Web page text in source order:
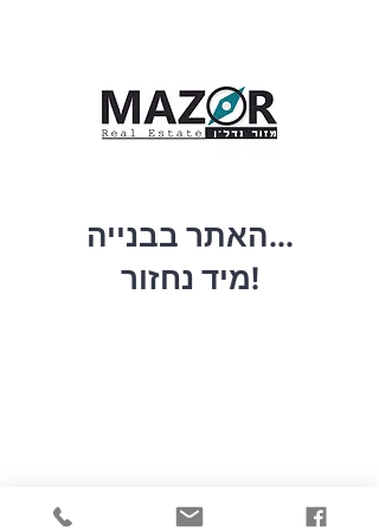
האתר בבנייה...
מיד נחזור!